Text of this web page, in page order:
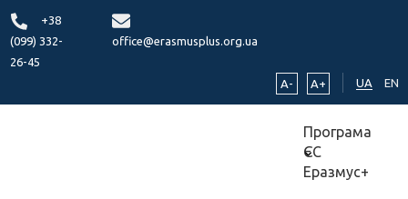
+38
(099) 332-
26-45
office@erasmusplus.org.ua
A- A+ UA EN
Програма
ЄС
Еразмус+